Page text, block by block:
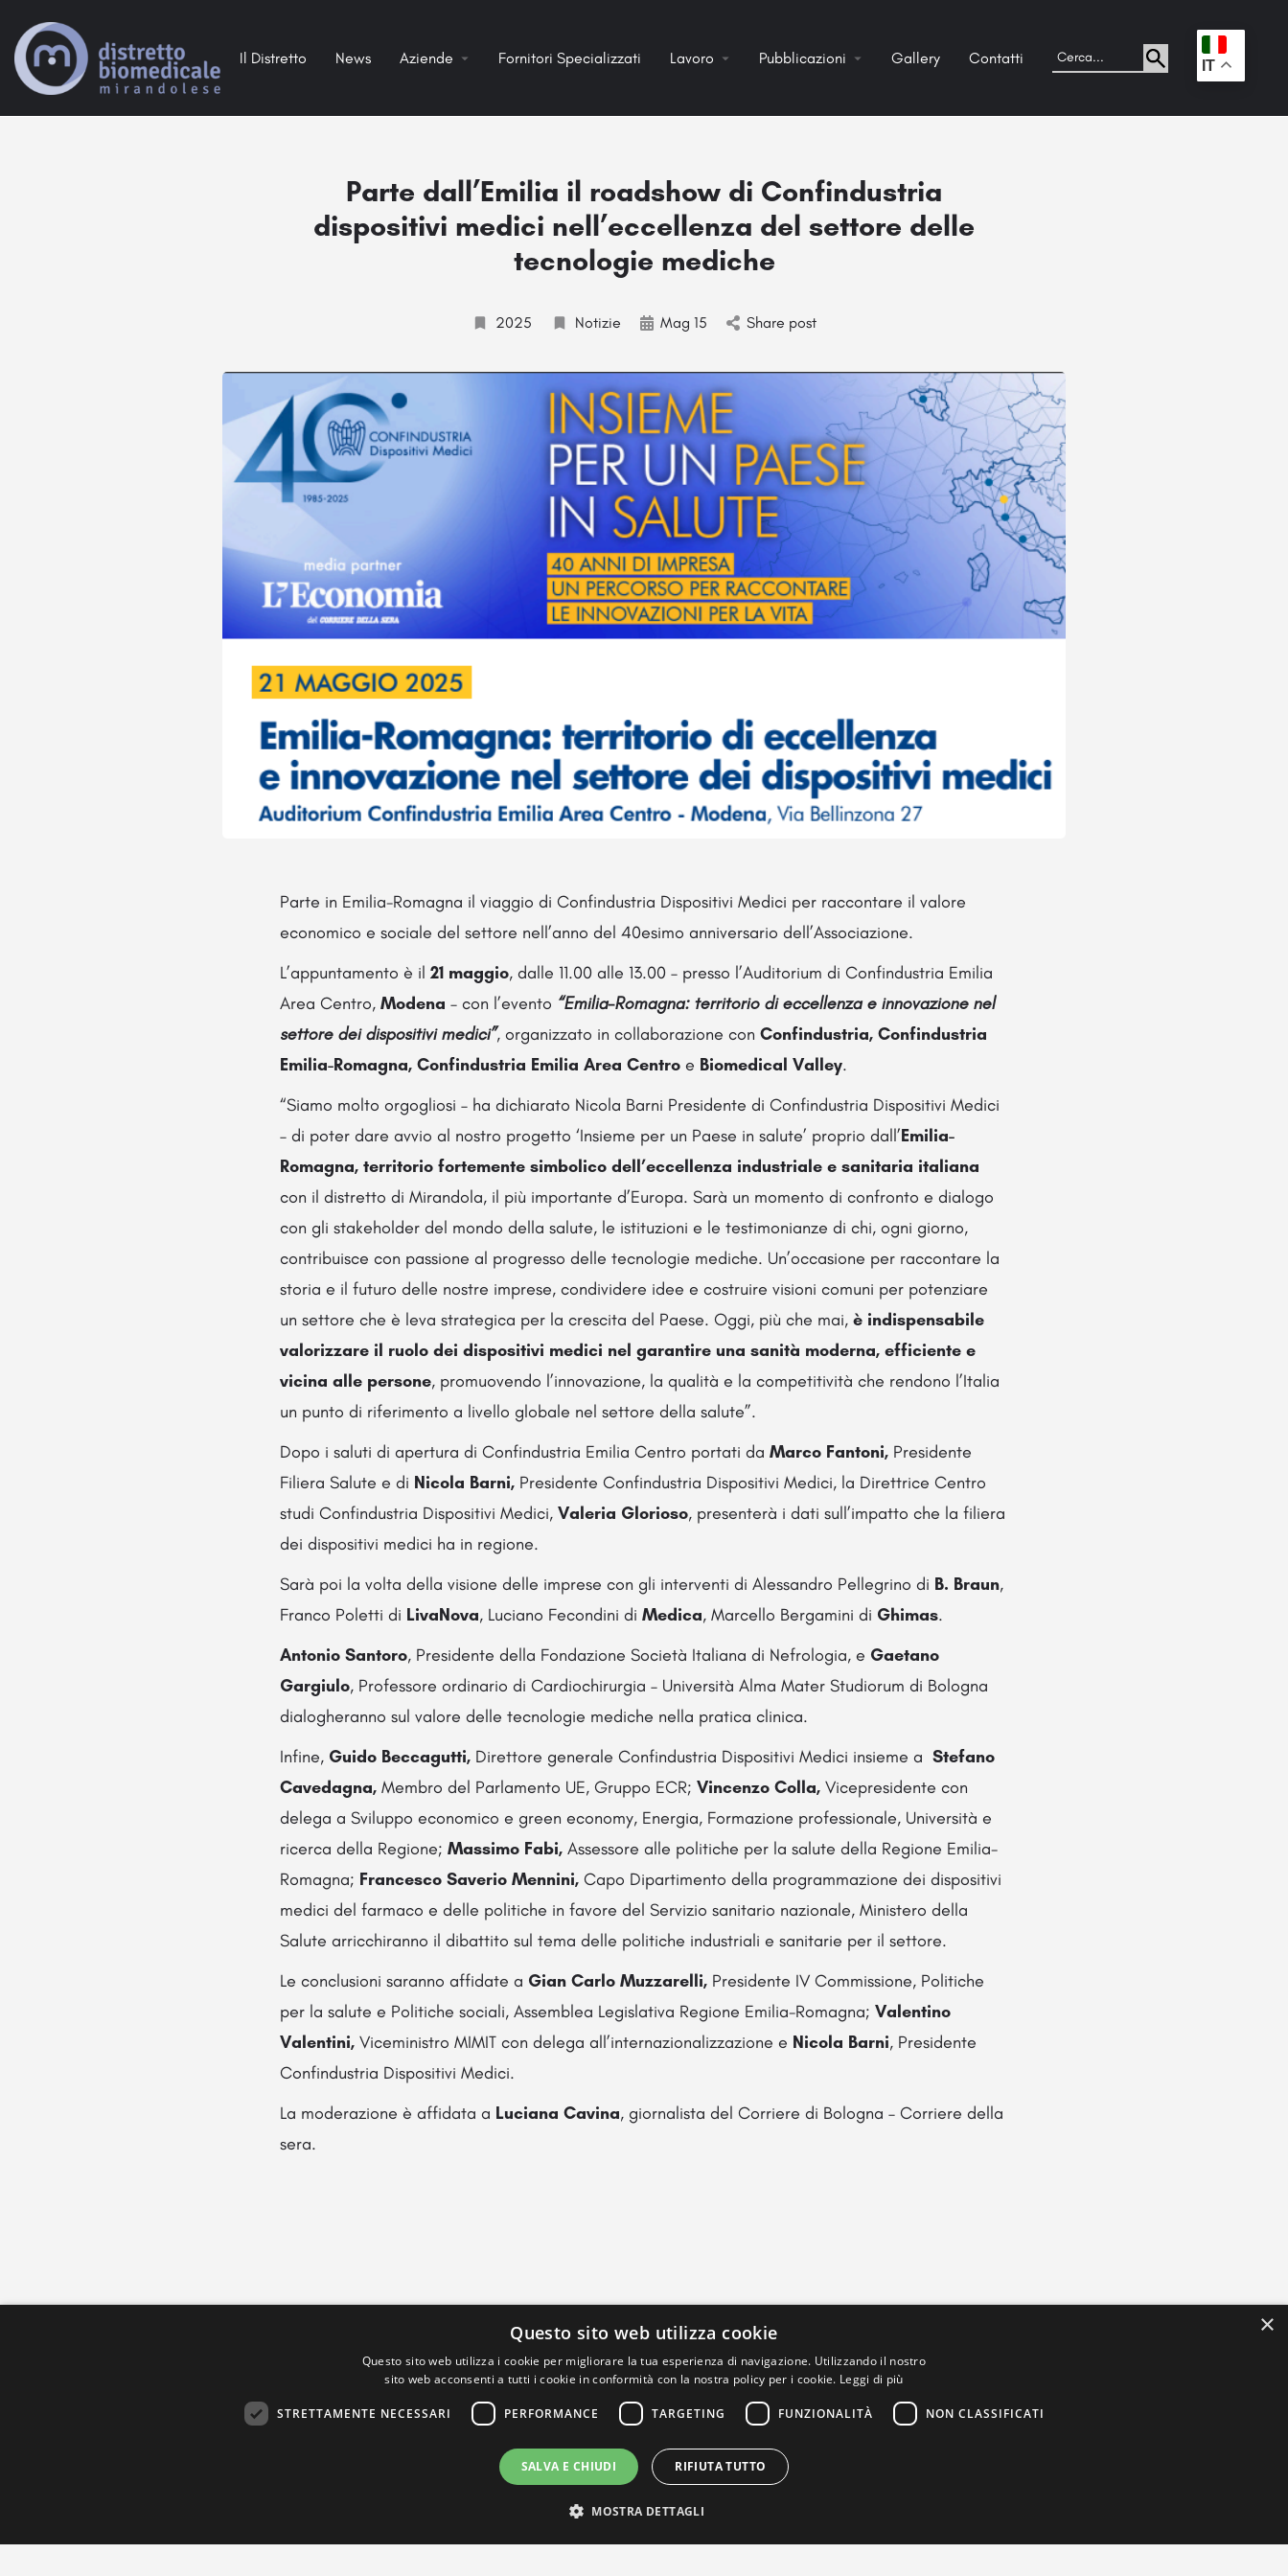
Il Distretto News Aziende Fornitori Specializzati Lavoro Pubblicazioni Gallery Contatti . IT
Parte dall’Emilia il roadshow di Confindustria
dispositivi medici nell’eccellenza del settore delle
tecnologie mediche
2025 Notizie Mag 15 Share post
Parte in Emilia-Romagna il viaggio di Confindustria Dispositivi Medici per raccontare il valore
economico e sociale del settore nell’anno del 40esimo anniversario dell’Associazione.
L’appuntamento è il 21 maggio, dalle 11.00 alle 13.00 – presso l’Auditorium di Confindustria Emilia
Area Centro, Modena – con l’evento “Emilia-Romagna: territorio di eccellenza e innovazione nel
settore dei dispositivi medici”, organizzato in collaborazione con Confindustria, Confindustria
Emilia-Romagna, Confindustria Emilia Area Centro e Biomedical Valley.
“Siamo molto orgogliosi – ha dichiarato Nicola Barni Presidente di Confindustria Dispositivi Medici
– di poter dare avvio al nostro progetto ‘Insieme per un Paese in salute’ proprio dall’Emilia-
Romagna, territorio fortemente simbolico dell’eccellenza industriale e sanitaria italiana
con il distretto di Mirandola, il più importante d’Europa. Sarà un momento di confronto e dialogo
con gli stakeholder del mondo della salute, le istituzioni e le testimonianze di chi, ogni giorno,
contribuisce con passione al progresso delle tecnologie mediche. Un’occasione per raccontare la
storia e il futuro delle nostre imprese, condividere idee e costruire visioni comuni per potenziare
un settore che è leva strategica per la crescita del Paese. Oggi, più che mai, è indispensabile
valorizzare il ruolo dei dispositivi medici nel garantire una sanità moderna, efficiente e
vicina alle persone, promuovendo l’innovazione, la qualità e la competitività che rendono l’Italia
un punto di riferimento a livello globale nel settore della salute”.
Dopo i saluti di apertura di Confindustria Emilia Centro portati da Marco Fantoni, Presidente
Filiera Salute e di Nicola Barni, Presidente Confindustria Dispositivi Medici, la Direttrice Centro
studi Confindustria Dispositivi Medici, Valeria Glorioso, presenterà i dati sull’impatto che la filiera
dei dispositivi medici ha in regione.
Sarà poi la volta della visione delle imprese con gli interventi di Alessandro Pellegrino di B. Braun,
Franco Poletti di LivaNova, Luciano Fecondini di Medica, Marcello Bergamini di Ghimas.
Antonio Santoro, Presidente della Fondazione Società Italiana di Nefrologia, e Gaetano
Gargiulo, Professore ordinario di Cardiochirurgia – Università Alma Mater Studiorum di Bologna
dialogheranno sul valore delle tecnologie mediche nella pratica clinica.
Infine, Guido Beccagutti, Direttore generale Confindustria Dispositivi Medici insieme a Stefano
Cavedagna, Membro del Parlamento UE, Gruppo ECR; Vincenzo Colla, Vicepresidente con
delega a Sviluppo economico e green economy, Energia, Formazione professionale, Università e
ricerca della Regione; Massimo Fabi, Assessore alle politiche per la salute della Regione Emilia-
Romagna; Francesco Saverio Mennini, Capo Dipartimento della programmazione dei dispositivi
medici del farmaco e delle politiche in favore del Servizio sanitario nazionale, Ministero della
Salute arricchiranno il dibattito sul tema delle politiche industriali e sanitarie per il settore.
Le conclusioni saranno affidate a Gian Carlo Muzzarelli, Presidente IV Commissione, Politiche
per la salute e Politiche sociali, Assemblea Legislativa Regione Emilia-Romagna; Valentino
Valentini, Viceministro MIMIT con delega all’internazionalizzazione e Nicola Barni, Presidente
Confindustria Dispositivi Medici.
La moderazione è affidata a Luciana Cavina, giornalista del Corriere di Bologna – Corriere della
sera.
×
Questo sito web utilizza cookie
Questo sito web utilizza i cookie per migliorare la tua esperienza di navigazione. Utilizzando il nostro
sito web acconsenti a tutti i cookie in conformità con la nostra policy per i cookie. Leggi di più
STRETTAMENTE NECESSARI PERFORMANCE TARGETING FUNZIONALITÀ NON CLASSIFICATI
SALVA E CHIUDI RIFIUTA TUTTO
MOSTRA DETTAGLI